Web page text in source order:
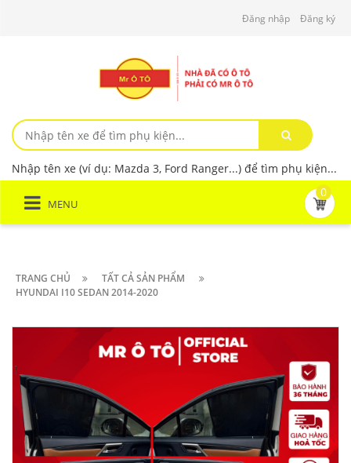
Đăng nhập Đăng ký
Nhập tên xe (ví dụ: Mazda 3, Ford Ranger...) để tìm phụ kiện...
MENU
0
TRANG CHỦ
TẤT CẢ SẢN PHẨM
HYUNDAI I10 SEDAN 2014-2020